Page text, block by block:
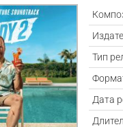
Тип
Дата